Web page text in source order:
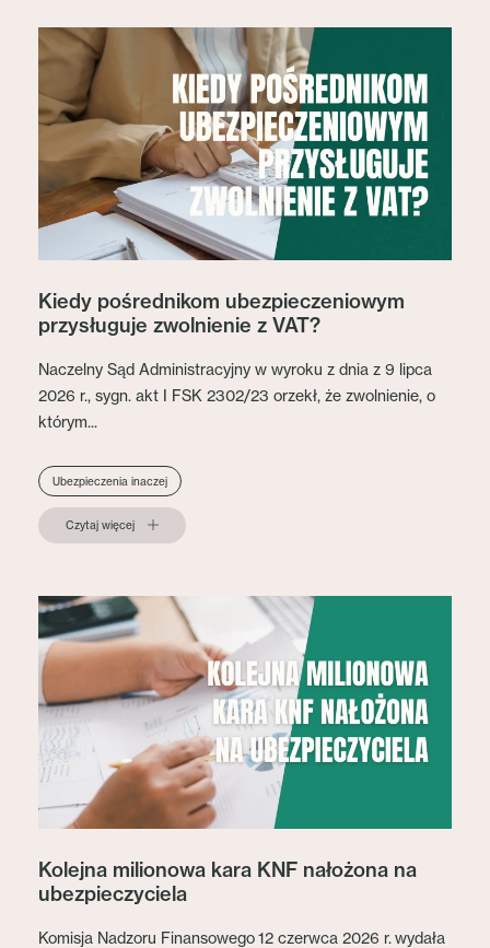
Kiedy pośrednikom ubezpieczeniowym
przysługuje zwolnienie z VAT?
Naczelny Sąd Administracyjny w wyroku z dnia z 9 lipca
2026 r., sygn. akt I FSK 2302/23 orzekł, że zwolnienie, o
którym...
Ubezpieczenia inaczej
Czytaj więcej
Kolejna milionowa kara KNF nałożona na
ubezpieczyciela
Komisja Nadzoru Finansowego 12 czerwca 2026 r. wydała